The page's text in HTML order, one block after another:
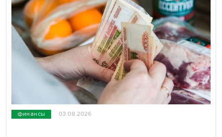
финансы 03.08.2026